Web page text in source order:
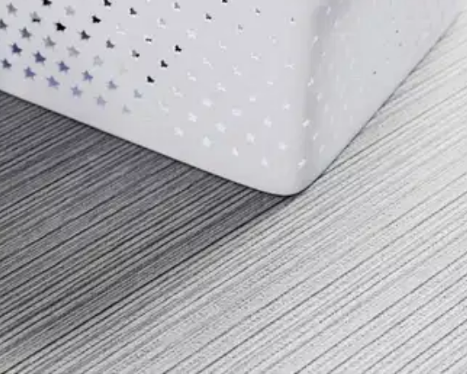
että keittiövälineet. Käytännöllinen A4-koko tyylikkääseen toimistosäilytykseen.
Ruotsissa elintarvikehyväksytystä polypropeenimuovista (PP). Tuote on lajiteltavissa